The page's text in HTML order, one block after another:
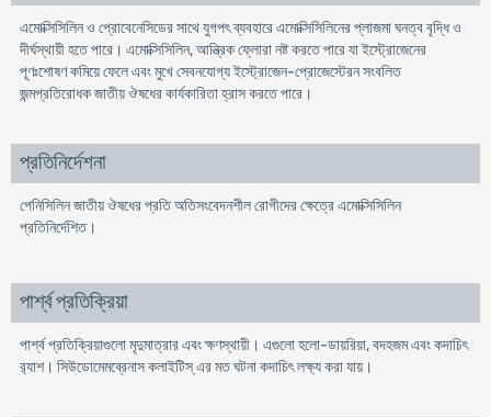
এমোক্সিসিলিন ও প্রোবেনেসিডের সাথে যুগপৎ ব্যবহারে এমোক্সিসিলিনের প্লাজমা ঘনত্ব বৃদ্ধি ও
দীর্ঘস্থায়ী হতে পারে। এমোক্সিসিলিন, আন্ত্রিক ফ্লোরা নষ্ট করতে পারে যা ইস্ট্রোজেনের
পূণঃশোষণ কমিয়ে ফেলে এবং মুখে সেবনযোগ্য ইস্ট্রোজেন-প্রোজেস্টেরন সংবলিত
জন্মপ্রতিরোধক জাতীয় ঔষধের কার্যকারিতা হ্রাস করতে পারে।
প্রতিনির্দেশনা
পেনিসিলিন জাতীয় ঔষধের প্রতি অতিসংবেদনশীল রোগীদের ক্ষেত্রে এমোক্সিসিলিন
প্রতিনির্দেশিত।
পার্শ্ব প্রতিক্রিয়া
পার্শ্ব প্রতিক্রিয়াগুলো মৃদুমাত্রার এবং ক্ষণস্থায়ী। এগুলো হলো-ডায়রিয়া, বদহজম এবং কদাচিৎ
র‌্যাশ। সিউডোমেমব্রেনাস কলাইটিস্ এর মত ঘটনা কদাচিৎ লক্ষ্য করা যায়।